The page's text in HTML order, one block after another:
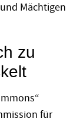
Mächtigen
zu
für